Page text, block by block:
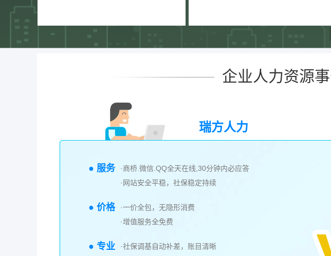
企业人力资源
瑞方人力
● 服务
·商桥.微信.QQ全天在线,30分钟内必应答
·网站安全平稳，社保稳定持续
● 价格
·一价全包，无隐形消费
·增值服务全免费
● 专业
·社保调基自动补差，账目清晰